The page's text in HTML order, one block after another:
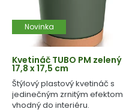
Novinka
Kvetináč TUBO PM zelený
17,8 x 17,5 cm
Štýlový plastový kvetináč s
jedinečným zrnitým efektom
vhodný do interiéru.